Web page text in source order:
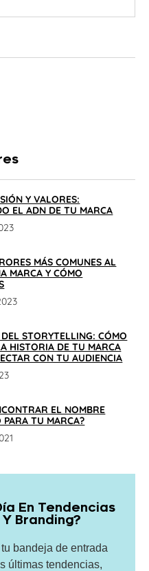
Y VALORES:
EL ADN DE TU MARCA
MÁS COMUNES AL
MARCA Y CÓMO
STORYTELLING: CÓMO
HISTORIA DE TU MARCA
CON TU AUDIENCIA
EL NOMBRE
PARA TU MARCA?
En Tendencias
Branding?
bandeja de entrada
últimas tendencias,